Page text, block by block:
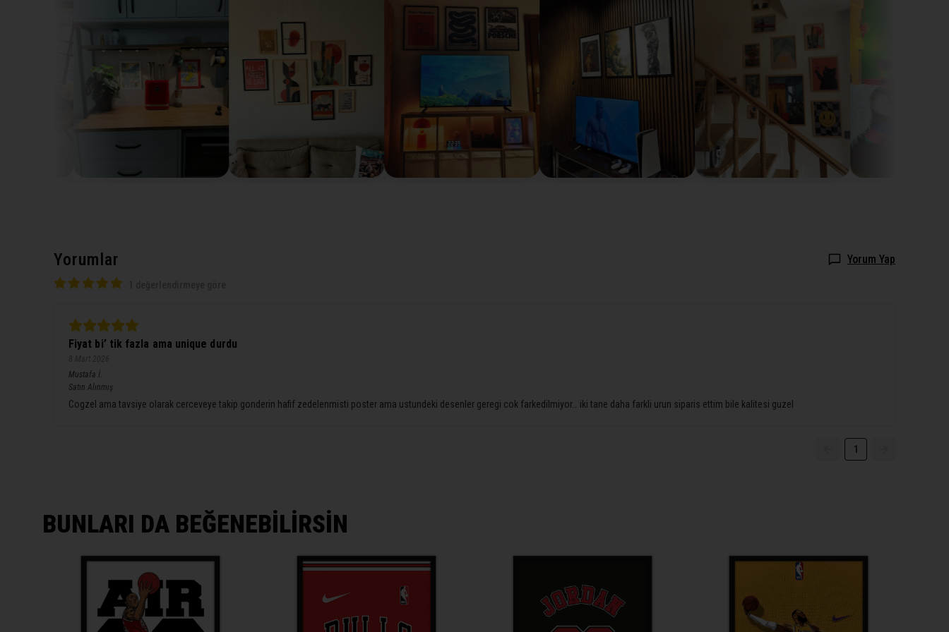
Yorumlar Yorum Yap
Fiyat bi’ tik fazla ama unique durdu
Mustafa İ.
Satın Alınmış
Cogzel ama tavsiye olarak cerceveye takip gonderin hafif zedelenmisti poster ama ustundeki desenler geregi cok farkedilmiyor… iki tane daha farkli urun siparis ettim bile kalitesi guzel
1
BUNLARI DA BEĞENEBİLİRSİN